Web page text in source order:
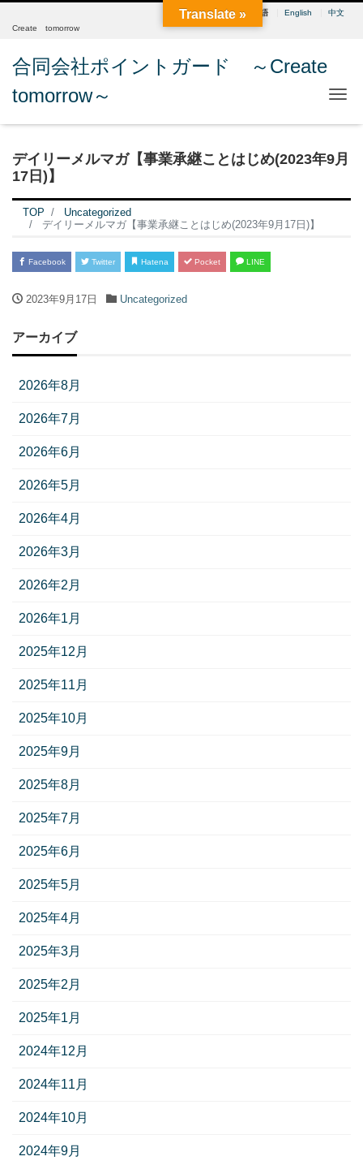
日本語 English
中文
Create tomorrow
合同会社ポイントガード ～Create
tomorrow～
デイリーメルマガ【事業承継ことはじめ(2023年9月
17日)】
TOP
Uncategorized
デイリーメルマガ【事業承継ことはじめ(2023年9月17日)】
Facebook Twitter Hatena Pocket LINE
2023年9月17日 Uncategorized
アーカイブ
2026年8月
2026年7月
2026年6月
2026年5月
2026年4月
2026年3月
2026年2月
2026年1月
2025年12月
2025年11月
2025年10月
2025年9月
2025年8月
2025年7月
2025年6月
2025年5月
2025年4月
2025年3月
2025年2月
2025年1月
2024年12月
2024年11月
2024年10月
2024年9月
Translate »